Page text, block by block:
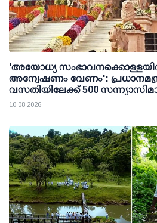
'അയോധ്യ
അന്വേഷണം വേണം':
വസതിയിലേക്ക് 500
10 08 2026